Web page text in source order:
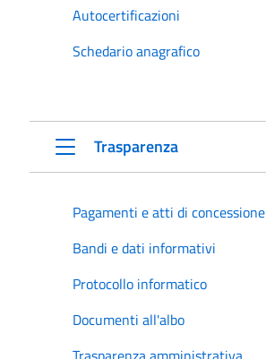
Autocertificazioni
Schedario anagrafico
Trasparenza
Pagamenti e atti di concessione
Bandi e dati informativi
Protocollo informatico
Documenti all'albo